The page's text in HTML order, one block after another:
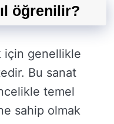
öğrenilir?
için genellikle
Bu sanat
temel
sahip olmak